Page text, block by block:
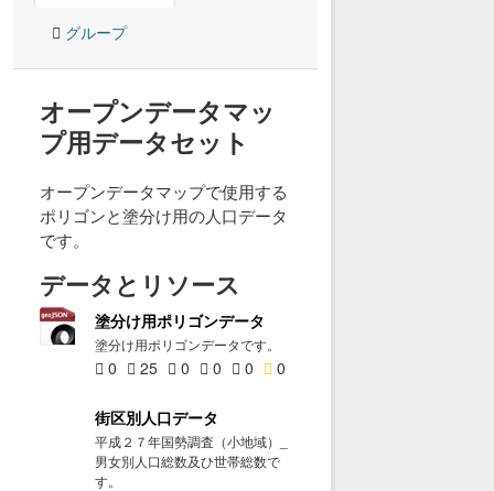
グループ
オープンデータマッ
プ用データセット
オープンデータマップで使用する
ポリゴンと塗分け用の人口データ
です。
データとリソース
塗分け用ポリゴンデータ
塗分け用ポリゴンデータです。
0 25 0 0 0 0
街区別人口データ
平成２７年国勢調査（小地域）_
男女別人口総数及ひ世帯総数で
す。